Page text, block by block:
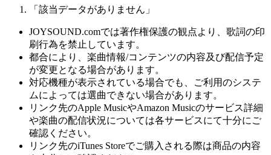
「該当データがありません」
JOYSOUND.comでは著作権保護の観点より、歌詞の印
刷行為を禁止しています。
都合により、楽曲情報/コンテンツの内容及び配信予定
が変更となる場合があります。
対応機種が表示されている場合でも、ご利用のシステ
ムによっては選曲できない場合があります。
リンク先のApple MusicやAmazon Musicのサービス詳細
や楽曲の配信状況については各サービスにて十分にご
確認ください。
リンク先のiTunes Storeでご購入される際は商品の内容